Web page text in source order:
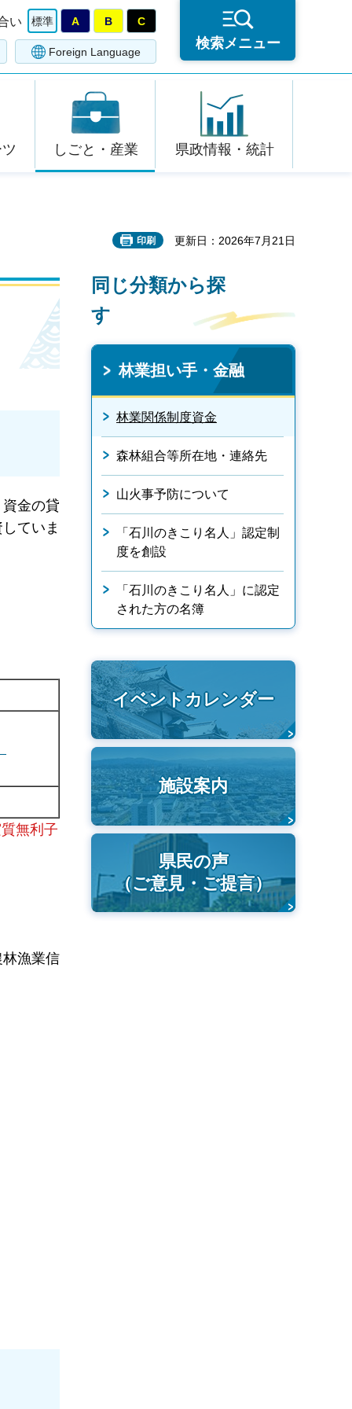
い 標準 A B C
Foreign Language
検索メニュー
しごと・産業 県政情報・統計
印刷 更新日：2026年7月21日
金の貸
ていま
無利子
漁業信
同じ分類から探
す
林業担い手・金融
林業関係制度資金
森林組合等所在地・連絡先
山火事予防について
「石川のきこり名人」認定制
度を創設
「石川のきこり名人」に認定
された方の名簿
イベントカレンダー
施設案内
県民の声
（ご意見・ご提言）